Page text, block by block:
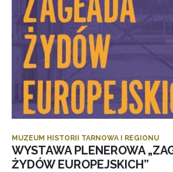
MUZEUM HISTORII TARNOWA I REGIONU
WYSTAWA PLENEROWA
ŻYDÓW EUROPEJSKICH”